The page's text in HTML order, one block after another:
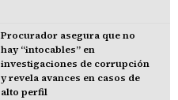
Procurador asegura que no
hay “intocables” en
investigaciones de corrupción
y revela avances en casos de
alto perfil